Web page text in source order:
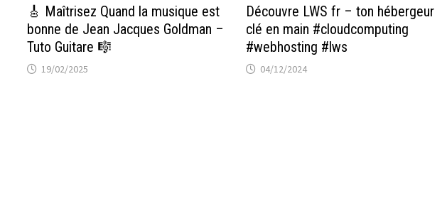
🎸 Maîtrisez Quand la musique est
bonne de Jean Jacques Goldman –
Tuto Guitare 🎼
19/02/2025
Découvre LWS fr – ton hébergeur
clé en main #cloudcomputing
#webhosting #lws
04/12/2024